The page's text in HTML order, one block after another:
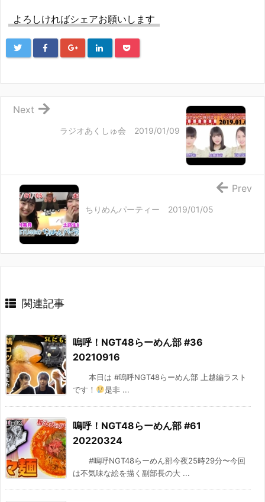
よろしければシェアお願いします
ラジオあくしゅ会 2019/01/09
Next
ちりめんパーティー 2019/01/05
Prev
関連記事
嗚呼！NGT48らーめん部 #36
20210916
本日は #嗚呼NGT48らーめん部 上越編ラスト
です！
是非 ...
嗚呼！NGT48らーめん部 #61
20220324
#嗚呼NGT48らーめん部今夜25時29分〜今回
は不気味な絵を描く副部長の大 ...